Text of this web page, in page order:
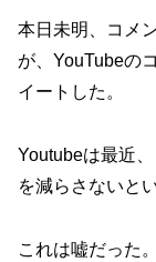
本日未明、コメ
が、YouTubeの
イートした。
Youtubeは最近
を減らさないと
これは嘘だった